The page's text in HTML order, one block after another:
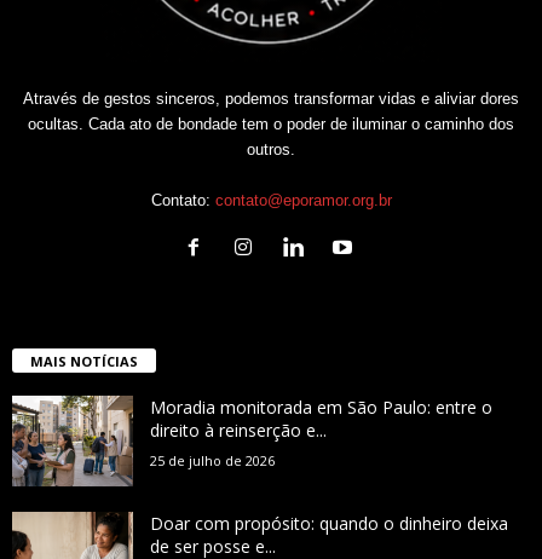
Através de gestos sinceros, podemos transformar vidas e aliviar dores
ocultas. Cada ato de bondade tem o poder de iluminar o caminho dos
outros.
Contato: contato@eporamor.org.br
MAIS NOTÍCIAS
Moradia monitorada em São Paulo: entre o
direito à reinserção e...
25 de julho de 2026
Doar com propósito: quando o dinheiro deixa
de ser posse e...